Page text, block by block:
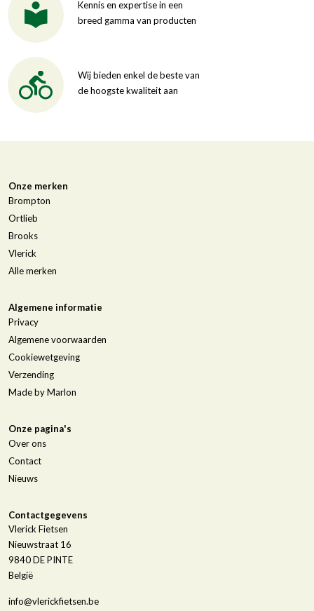
Kennis en expertise in een
breed gamma van producten
Wij bieden enkel de beste van
de hoogste kwaliteit aan
Onze merken
Brompton
Ortlieb
Brooks
Vlerick
Alle merken
Algemene informatie
Privacy
Algemene voorwaarden
Cookiewetgeving
Verzending
Made by Marlon
Onze pagina's
Over ons
Contact
Nieuws
Contactgegevens
Vlerick Fietsen
Nieuwstraat 16
9840DE PINTE
België
info@vlerickfietsen.be